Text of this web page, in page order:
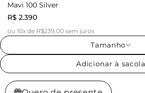
Mavi 100 Silver
R$ 2.390
ou 10x de R$239,00 sem juros
Tamanho
Adicionar à sacola